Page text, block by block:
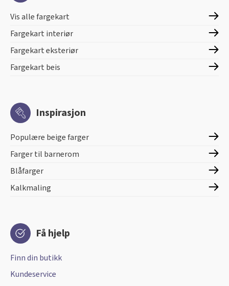
Vis alle fargekart
Fargekart interiør
Fargekart eksteriør
Fargekart beis
Inspirasjon
Populære beige farger
Farger til barnerom
Blåfarger
Kalkmaling
Få hjelp
Finn din butikk
Kundeservice